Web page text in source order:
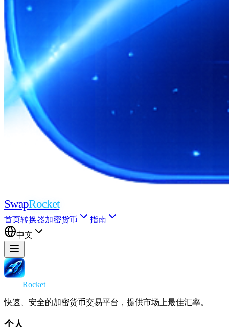
SwapRocket
首页转换器加密货币
指南
中文
Rocket
快速、安全的加密货币交易平台，提供市场上最佳汇率。
个人